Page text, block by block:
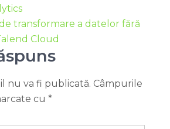
transformare a datelor fără
Cloud
nu va fi publicată. Câmpurile
cu *